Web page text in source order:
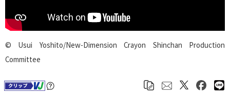
© Usui Yoshito/New-Dimension Crayon Shinchan Production
Committee